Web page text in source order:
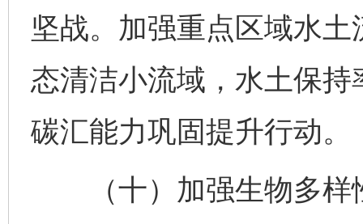
坚战。加强重点区域水
态清洁小流域，水土保
碳汇能力巩固提升行动。
（十）加强生物多样